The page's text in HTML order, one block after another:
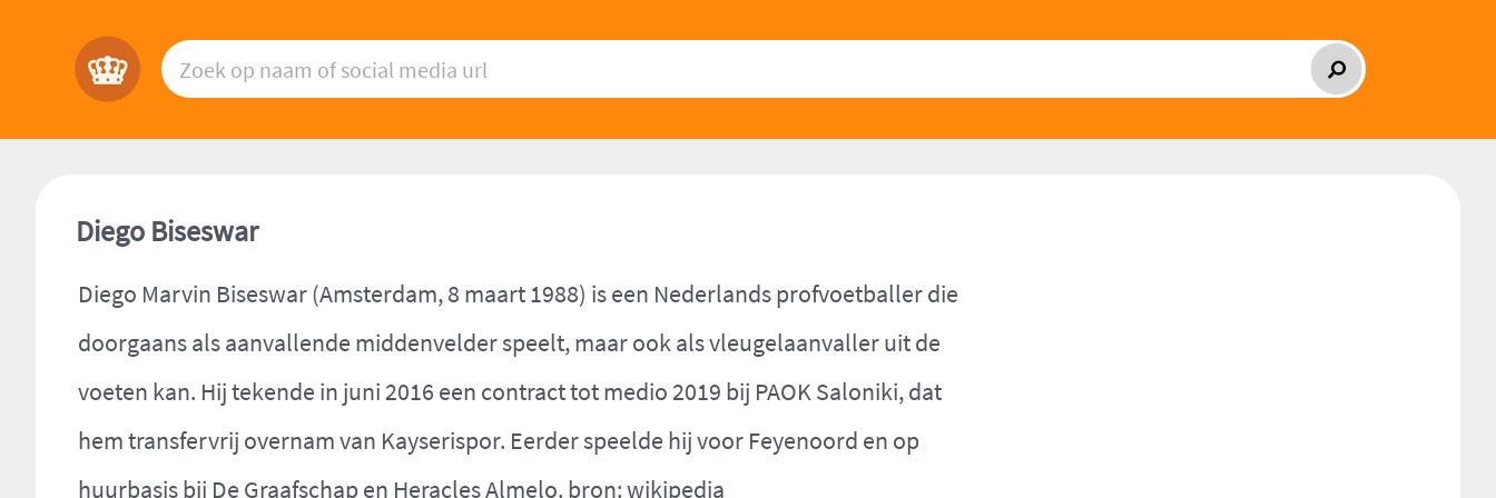
Diego Biseswar
Diego Marvin Biseswar (Amsterdam, 8 maart 1988) is een Nederlands profvoetballer die
doorgaans als aanvallende middenvelder speelt, maar ook als vleugelaanvaller uit de
voeten kan. Hij tekende in juni 2016 een contract tot medio 2019 bij PAOK Saloniki, dat
hem transfervrij overnam van Kayserispor. Eerder speelde hij voor Feyenoord en op
huurbasis bij De Graafschap en Heracles Almelo. bron:wikipedia